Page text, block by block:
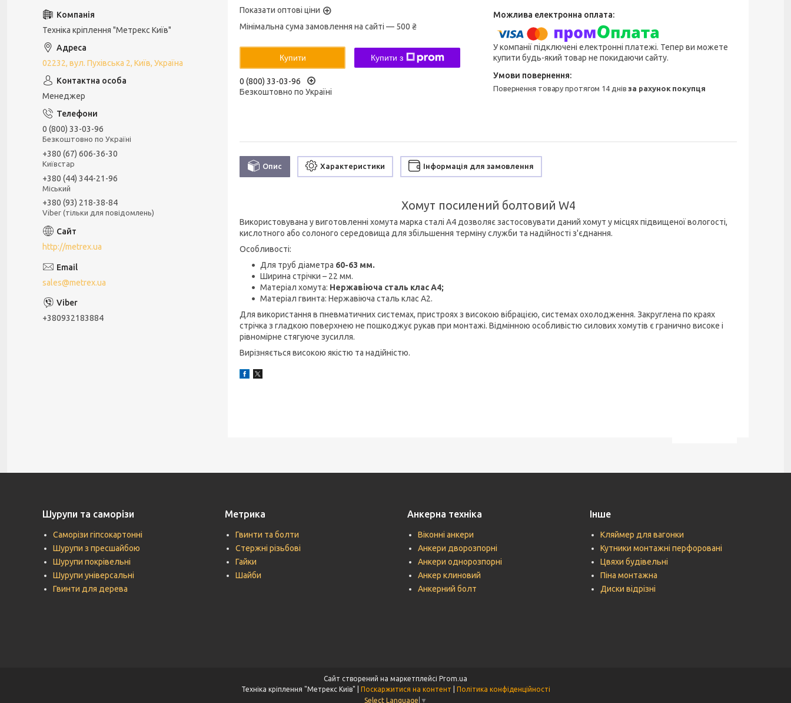
Показати оптові ціни
Мінімальна сума замовлення на сайті — 500 ₴
Купити Купити з
0 (800) 33-03-96
Безкоштовно по Україні
У компанії підключені електронні платежі. Тепер ви можете
купити будь-який товар не покидаючи сайту.
повернення товару протягом 14 днівза рахунок покупця
Опис Характеристики Інформація для замовлення
Хомут посилений болтовий W4
Використовувана у виготовленні хомута марка сталі А4 дозволяє застосовувати даний хомут у місцях підвищеної вологості,
кислотного або солоного середовища для збільшення терміну служби та надійності з'єднання.
Особливості:
Для труб діаметра 60-63 мм.
Ширина стрічки – 22 мм.
Матеріал хомута: Нержавіюча сталь клас А4;
Матеріал гвинта: Нержавіюча сталь клас А2.
Для використання в пневматичних системах, пристроях з високою вібрацією, системах охолодження. Закруглена по краях
стрічка з гладкою поверхнею не пошкоджує рукав при монтажі. Відмінною особливістю силових хомутів є гранично високе і
рівномірне стягуюче зусилля.
Вирізняється високою якістю та надійністю.
Техніка кріплення "Метрекс Київ"
02232, вул. Пухівська 2, Київ, Україна
Менеджер
0 (800) 33-03-96
Безкоштовно по Україні
+380 (67) 606-36-30
Київстар
+380 (44) 344-21-96
Міський
+380 (93) 218-38-84
Viber (тільки для повідомлень)
http://metrex.ua
sales@metrex.ua
+380932183884
Шурупи та саморізи
Саморізи гіпсокартонні
Шурупи з пресшайбою
Шурупи покрівельні
Шурупи універсальні
Гвинти для дерева
Метрика
Гвинти та болти
Стержні різьбові
Гайки
Шайби
Анкерна техніка
Віконні анкери
Анкери дворозпорні
Анкери однорозпорні
Анкер клиновий
Анкерний болт
Інше
Кляймер для вагонки
Кутники монтажні перфоровані
Цвяхи будівельні
Піна монтажна
Диски відрізні
Сайт створений на маркетплейсі Prom.ua
Поскаржитися на контент
Політика конфіденційності
Select Language ▼